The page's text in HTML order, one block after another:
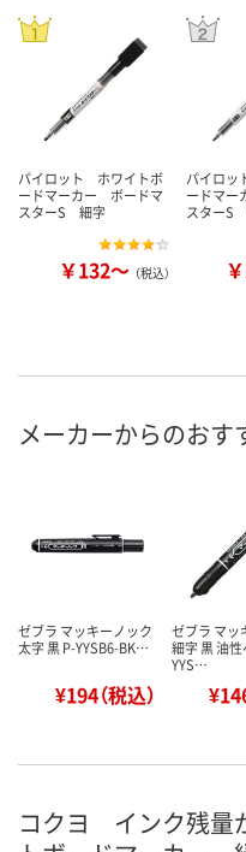
パイロット ホワイトボ
ードマーカー ボードマ
スターS 細字
￥132～ （税込）
パイロ
ードマ
スターS
メーカーからのおす
ゼブラ マッキーノック
太字 黒 P-YYSB6-BK…
¥194（税込）
ゼブラ マッ
細字 黒 油
YYS…
コクヨ インク残量